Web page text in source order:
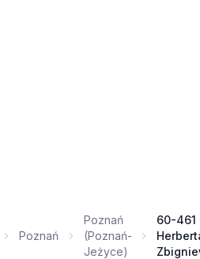
Poznań
Poznań
(Poznań-
Jeżyce)
60-461